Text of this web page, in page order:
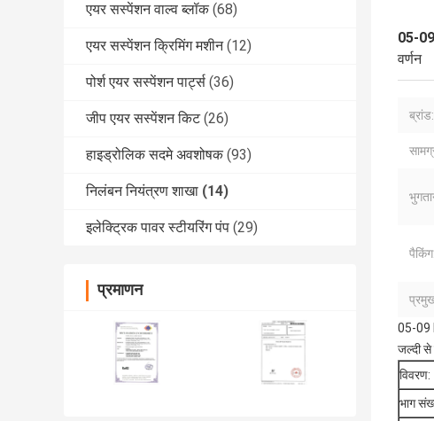
एयर सस्पेंशन वाल्व ब्लॉक (68)
एयर सस्पेंशन क्रिमिंग मशीन (12)
पोर्श एयर सस्पेंशन पार्ट्स (36)
जीप एयर सस्पेंशन किट (26)
हाइड्रोलिक सदमे अवशोषक (93)
निलंबन नियंत्रण शाखा (14)
इलेक्ट्रिक पावर स्टीयरिंग पंप (29)
प्रमाणन
05-
वर्णन
ब्रांड:
पैकिंग:
05-09
जल्दी से
विवरण:
भाग